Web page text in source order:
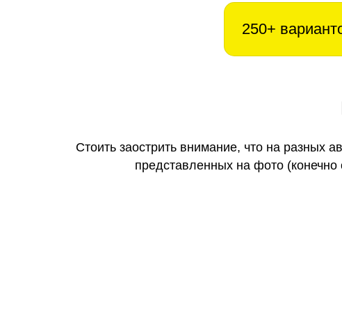
250+
Стоить заострить внимание, что на разных
представленных на фото (конечно